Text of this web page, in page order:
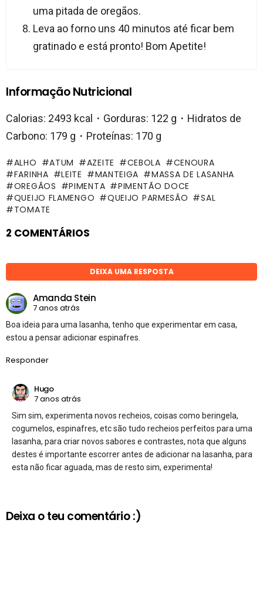
uma pitada de oregãos.
Leva ao forno uns 40 minutos até ficar bem
gratinado e está pronto! Bom Apetite!
Informação Nutricional
Calorias: 2493 kcal・Gorduras: 122 g・Hidratos de
Carbono: 179 g・Proteínas: 170 g
ALHO ATUM AZEITE CEBOLA
CENOURA
FARINHA
LEITE MANTEIGA
MASSA DE LASANHA
OREGÃOS
PIMENTA
PIMENTÃO DOCE
QUEIJO FLAMENGO
QUEIJO PARMESÃO
SAL
TOMATE
2 COMENTÁRIOS
DEIXA UMA RESPOSTA
Amanda Stein
7 anos atrás
Boa ideia para uma lasanha, tenho que experimentar em casa,
estou a pensar adicionar espinafres.
Responder
Hugo
7 anos atrás
Sim sim, experimenta novos recheios, coisas como beringela,
cogumelos, espinafres, etc são tudo recheios perfeitos para uma
lasanha, para criar novos sabores e contrastes, nota que alguns
destes é importante escorrer antes de adicionar na lasanha, para
esta não ficar aguada, mas de resto sim, experimenta!
Deixa o teu comentário :)